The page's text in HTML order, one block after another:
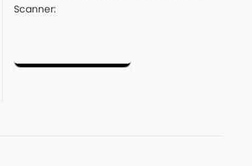
Scanner: